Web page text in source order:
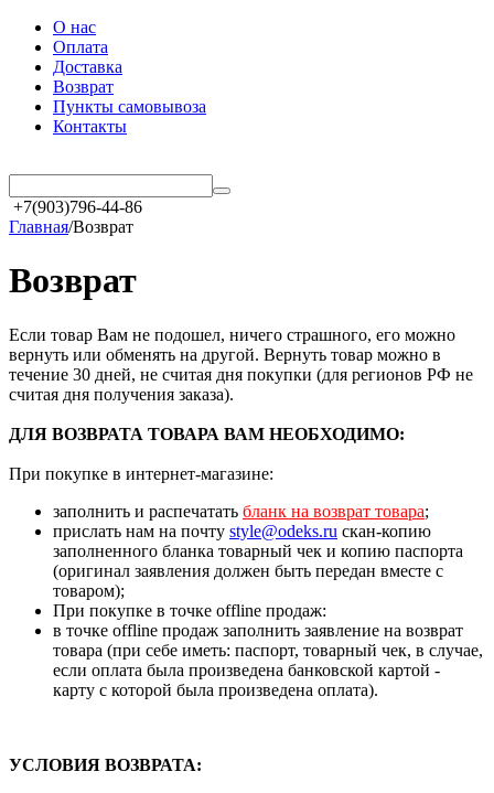
О нас
Оплата
Доставка
Возврат
Пункты самовывоза
Контакты
+7(903)796-44-86
Главная/Возврат
Возврат
Если товар Вам не подошел, ничего страшного, его можно
вернуть или обменять на другой. Вернуть товар можно в
течение 30 дней, не считая дня покупки (для регионов РФ не
считая дня получения заказа).
ДЛЯ ВОЗВРАТА ТОВАРА ВАМ НЕОБХОДИМО:
При покупке в интернет-магазине:
заполнить и распечатать бланк на возврат товара;
прислать нам на почту style@odeks.ru cкан-копию
заполненного бланка товарный чек и копию паспорта
(оригинал заявления должен быть передан вместе с
товаром);
При покупке в точке offline продаж:
в точке offline продаж заполнить заявление на возврат
товара (при себе иметь: паспорт, товарный чек, в случае,
если оплата была произведена банковской картой -
карту с которой была произведена оплата).
УСЛОВИЯ ВОЗВРАТА: